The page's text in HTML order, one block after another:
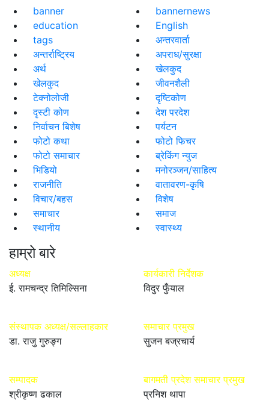
banner
bannernews
education
English
tags
अन्तरवार्ता
अन्तर्राष्ट्रिय
अपराध/सुरक्षा
अर्थ
खेलकुद
खेलकुद
जीवनशैली
टेक्नोलोजी
दृष्टिकोण
दृस्टी कोण
देश परदेश
निर्वाचन बिशेष
पर्यटन
फोटो कथा
फोटो फिचर
फोटो समाचार
ब्रेकिंग न्युज
भिडियो
मनोरञ्जन/साहित्य
राजनीति
वातावरण-कृषि
विचार/बहस
विशेष
समाचार
समाज
स्थानीय
स्वास्थ्य
हाम्रो बारे
अध्यक्ष
ई. रामचन्द्र तिमिल्सिना
संस्थापक अध्यक्ष/सल्लाहकार
डा. राजु गुरुङ्ग
सम्पादक
श्रीकृष्ण ढकाल
कार्यकारी निर्देशक
विदुर फुँयाल
समाचार प्रमुख
सुजन बज्रचार्य
बागमती प्रदेश समाचार प्रमुख
प्रनिश थापा